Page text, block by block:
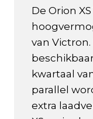
De Orion
van Victron.
kwartaal
parallel
extra